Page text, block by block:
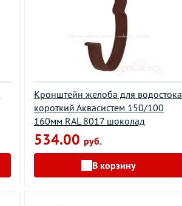
Кронштейн желоба для водостока
короткий Аквасистем 150/100
160мм RAL 8017 шоколад
534.00 руб.
В корзину